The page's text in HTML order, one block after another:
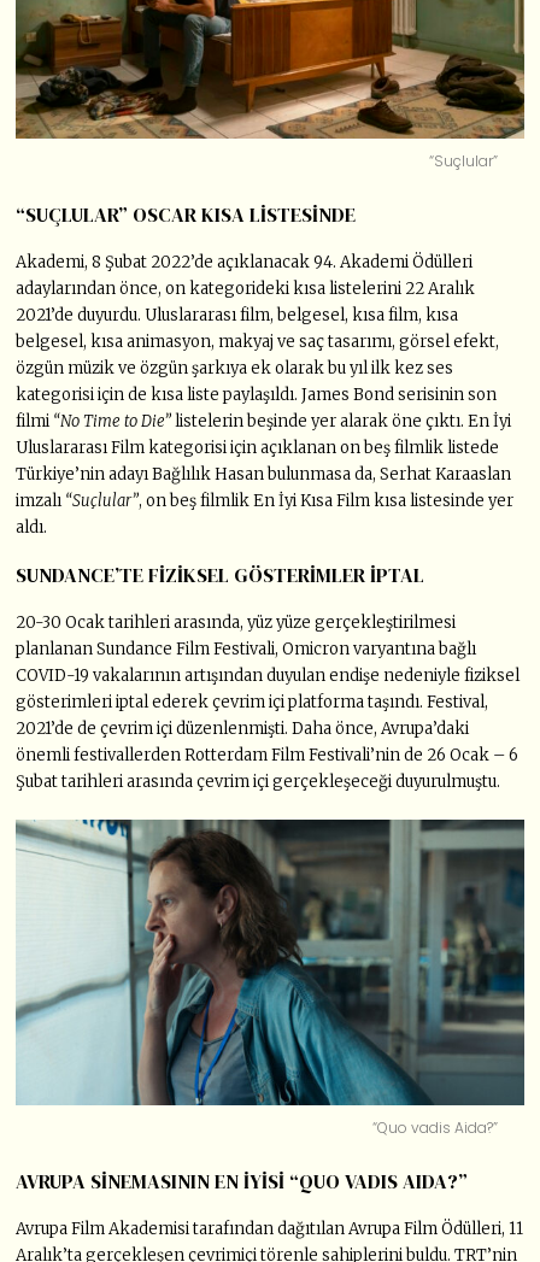
“Suçlular”
“SUÇLULAR” OSCAR KISA LİSTESİNDE
Akademi, 8 Şubat 2022’de açıklanacak 94. Akademi Ödülleri
adaylarından önce, on kategorideki kısa listelerini 22 Aralık
2021’de duyurdu. Uluslararası film, belgesel, kısa film, kısa
belgesel, kısa animasyon, makyaj ve saç tasarımı, görsel efekt,
özgün müzik ve özgün şarkıya ek olarak bu yıl ilk kez ses
kategorisi için de kısa liste paylaşıldı. James Bond serisinin son
filmi “No Time to Die”listelerin beşinde yer alarak öne çıktı. En İyi
Uluslararası Film kategorisi için açıklanan on beş filmlik listede
Türkiye’nin adayı Bağlılık Hasan bulunmasa da, Serhat Karaaslan
imzalı “Suçlular”, on beş filmlik En İyi Kısa Film kısa listesinde yer
aldı.
SUNDANCE’TE FİZİKSEL GÖSTERİMLER İPTAL
20-30 Ocak tarihleri arasında, yüz yüze gerçekleştirilmesi
planlanan Sundance Film Festivali, Omicron varyantına bağlı
COVID-19 vakalarının artışından duyulan endişe nedeniyle fiziksel
gösterimleri iptal ederek çevrim içi platforma taşındı. Festival,
2021’de de çevrim içi düzenlenmişti. Daha önce, Avrupa’daki
önemli festivallerden Rotterdam Film Festivali’nin de 26 Ocak – 6
Şubat tarihleri arasında çevrim içi gerçekleşeceği duyurulmuştu.
“Quo vadis Aida?”
AVRUPA SİNEMASININ EN İYİSİ “QUO VADIS AIDA?”
Avrupa Film Akademisi tarafından dağıtılan Avrupa Film Ödülleri, 11
Aralık’ta gerçekleşen çevrimiçi törenle sahiplerini buldu. TRT’nin